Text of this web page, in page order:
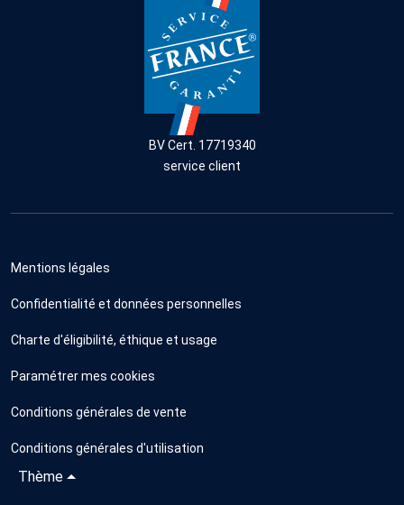
BV Cert. 17719340
service client
Mentions légales
Confidentialité et données personnelles
Charte d'éligibilité, éthique et usage
Paramétrer mes cookies
Conditions générales de vente
Conditions générales d'utilisation
Thème